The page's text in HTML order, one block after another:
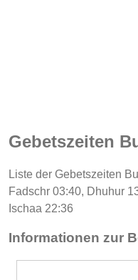
Gebetszeiten
Liste der Gebetszeiten
Fadschr 03:40, Dhuhur
Ischaa 22:36
Informationen zur